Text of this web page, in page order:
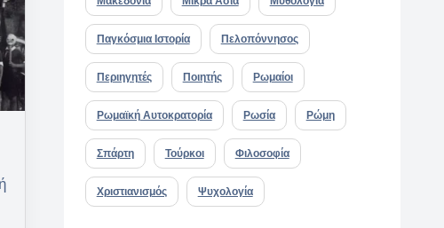
Παγκόσμια Ιστορία Πελοπόννησος
Περιηγητές Ποιητής Ρωμαίοι
Ρωμαϊκή Αυτοκρατορία Ρωσία Ρώμη
Σπάρτη Τούρκοι Φιλοσοφία
Χριστιανισμός Ψυχολογία